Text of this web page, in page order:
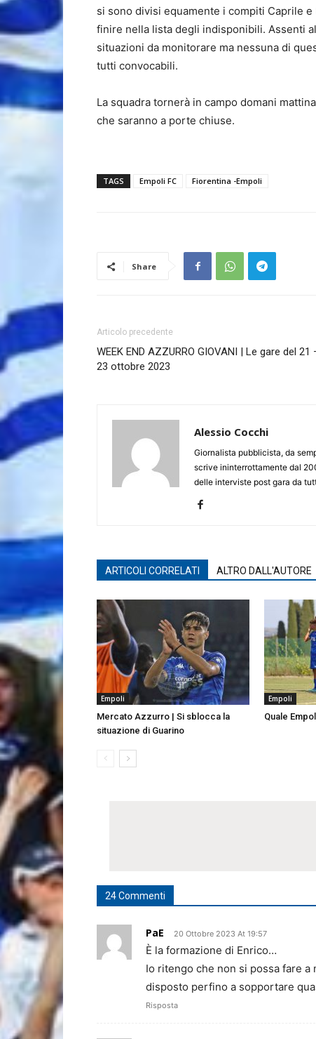
si sono divisi equamente i compiti Caprile
finire nella lista degli indisponibili. Assenti
situazioni da monitorare ma nessuna di
tutti convocabili.
La squadra tornerà in campo domani
che saranno a porte chiuse.
TAGS Empoli FC Fiorentina -Empoli
Share
Articolo precedente
WEEK END AZZURRO GIOVANI | Le gare del 21
23 ottobre 2023
Alessio Cocchi
Giornalista pubblicista, da
scrive ininterrottamente dal
delle interviste post gara da
ARTICOLI CORRELATI ALTRO DALL'AUTORE
Empoli
Mercato Azzurro | Si sblocca la
situazione di Guarino
Empoli
Quale
24 Commenti
PaE 20 Ottobre 2023 At 19:57
È la formazione di Enrico…
Io ritengo che non si possa fare
disposto perfino a sopportare
Risposta